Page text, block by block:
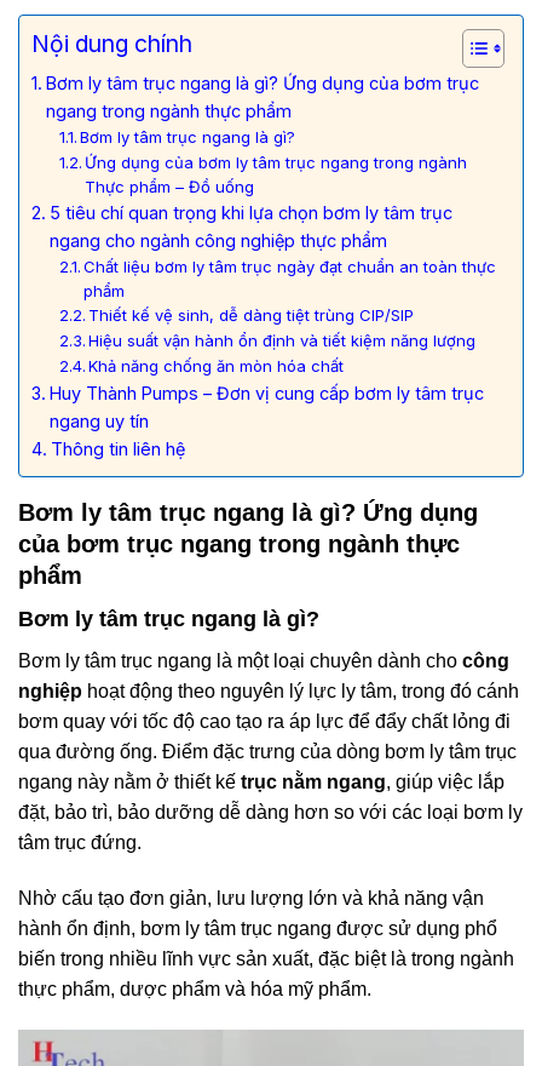
Nội dung chính
Bơm ly tâm trục ngang là gì? Ứng dụng của bơm trục
ngang trong ngành thực phẩm
Bơm ly tâm trục ngang là gì?
Ứng dụng của bơm ly tâm trục ngang trong ngành
Thực phẩm – Đồ uống
5 tiêu chí quan trọng khi lựa chọn bơm ly tâm trục
ngang cho ngành công nghiệp thực phẩm
Chất liệu bơm ly tâm trục ngày đạt chuẩn an toàn thực
phẩm
Thiết kế vệ sinh, dễ dàng tiệt trùng CIP/SIP
Hiệu suất vận hành ổn định và tiết kiệm năng lượng
Khả năng chống ăn mòn hóa chất
Huy Thành Pumps – Đơn vị cung cấp bơm ly tâm trục
ngang uy tín
Thông tin liên hệ
Bơm ly tâm trục ngang là gì? Ứng dụng
của bơm trục ngang trong ngành thực
phẩm
Bơm ly tâm trục ngang là gì?
Bơm ly tâm trục ngang là một loại chuyên dành cho công
nghiệp hoạt động theo nguyên lý lực ly tâm, trong đó cánh
bơm quay với tốc độ cao tạo ra áp lực để đẩy chất lỏng đi
qua đường ống. Điểm đặc trưng của dòng bơm ly tâm trục
ngang này nằm ở thiết kế trục nằm ngang, giúp việc lắp
đặt, bảo trì, bảo dưỡng dễ dàng hơn so với các loại bơm ly
tâm trục đứng.
Nhờ cấu tạo đơn giản, lưu lượng lớn và khả năng vận
hành ổn định, bơm ly tâm trục ngang được sử dụng phổ
biến trong nhiều lĩnh vực sản xuất, đặc biệt là trong ngành
thực phẩm, dược phẩm và hóa mỹ phẩm.